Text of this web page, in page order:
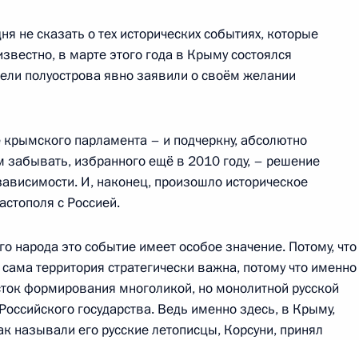
Кремль
Собранию
Кремль
не сказать о тех исторических событиях, которые
в марте этого года в Крыму состоялся
полуострова явно заявили о своём желании
парламента – и подчеркну, абсолютно
забывать, избранного ещё в 2010 году, – решение
И, наконец, произошло историческое
с Россией.
народа это событие имеет особое значение. Потому, что
территория стратегически важна, потому что именно
формирования многоликой, но монолитной русской
государства. Ведь именно здесь, в Крыму,
называли его русские летописцы, Корсуни, принял